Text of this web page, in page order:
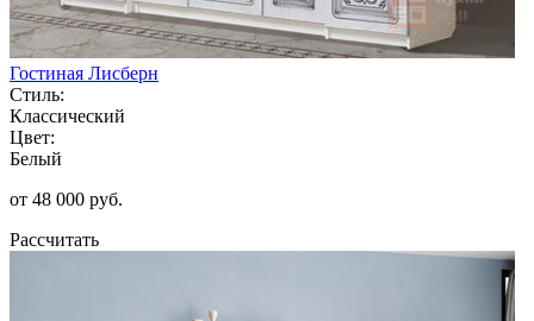
Гостиная Лисберн
Стиль:
Классический
Цвет:
Белый
от 48 000 руб.
Рассчитать